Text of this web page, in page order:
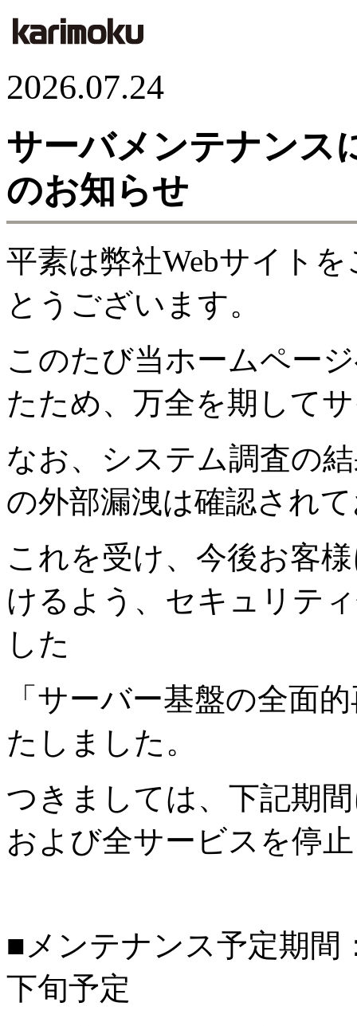
2026.07.24
サーバメンテナンス
のお知らせ
平素は弊社Webサイト
とうございます。
このたび当ホームペー
たため、万全を期して
なお、システム調査の
の外部漏洩は確認され
これを受け、今後お客
けるよう、セキュリテ
した
「サーバー基盤の全面
たしました。
つきましては、下記期
および全サービスを停
■メンテナンス予定期間
下旬予定